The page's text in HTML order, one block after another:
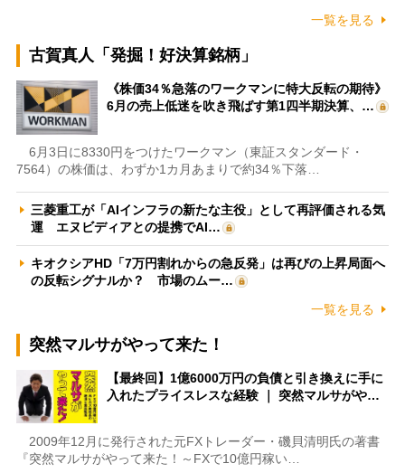
一覧を見る
古賀真人「発掘！好決算銘柄」
《株価34％急落のワークマンに特大反転の期待》
6月の売上低迷を吹き飛ばす第1四半期決算、…
6月3日に8330円をつけたワークマン（東証スタンダード・
7564）の株価は、わずか1カ月あまりで約34％下落…
三菱重工が「AIインフラの新たな主役」として再評価される気
運 エヌビディアとの提携でAI…
キオクシアHD「7万円割れからの急反発」は再びの上昇局面へ
の反転シグナルか？ 市場のムー…
一覧を見る
突然マルサがやって来た！
【最終回】1億6000万円の負債と引き換えに手に
入れたプライスレスな経験 ｜ 突然マルサがや…
2009年12月に発行された元FXトレーダー・磯貝清明氏の著書
『突然マルサがやって来た！～FXで10億円稼い…